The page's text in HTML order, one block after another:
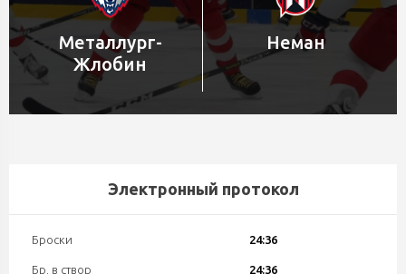
Металлург-
Жлобин
Неман
Электронный протокол
Броски 24:36
Бр. в створ 24:36